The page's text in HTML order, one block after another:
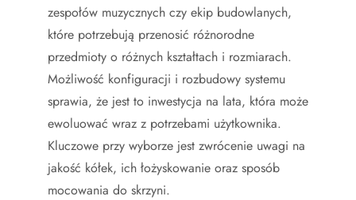
zespołów muzycznych czy ekip budowlanych,
które potrzebują przenosić różnorodne
przedmioty o różnych kształtach i rozmiarach.
Możliwość konfiguracji i rozbudowy systemu
sprawia, że jest to inwestycja na lata, która może
ewoluować wraz z potrzebami użytkownika.
Kluczowe przy wyborze jest zwrócenie uwagi na
jakość kółek, ich łożyskowanie oraz sposób
mocowania do skrzyni.